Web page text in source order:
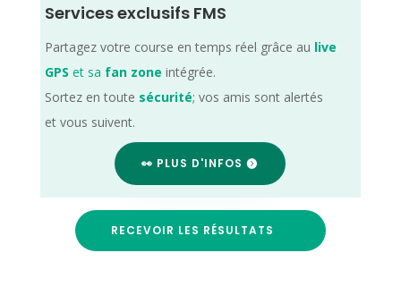
Services exclusifs FMS
Partagez votre course en temps réel grâce au live
GPS et sa fan zone intégrée.
Sortez en toute sécurité; vos amis sont alertés
et vous suivent.
👀 PLUS D'INFOS
RECEVOIR LES RÉSULTATS